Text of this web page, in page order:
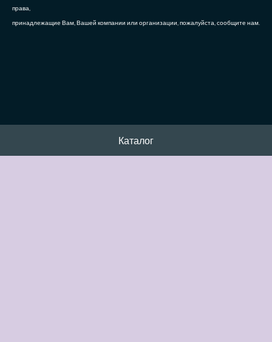
права,
принадлежащие Вам, Вашей компании или организации, пожалуйста, сообщите нам.
Каталог